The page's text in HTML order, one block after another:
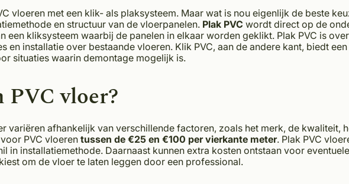
vloeren met een klik- als plaksysteem. Maar wat is nou eigenlijk de beste
en structuur van de vloerpanelen. Plak PVC wordt direct op de
een kliksysteem waarbij de panelen in elkaar worden geklikt. Plak PVC is
en installatie over bestaande vloeren. Klik PVC, aan de andere kant, biedt
situaties waarin demontage mogelijk is.
PVC vloer?
variëren afhankelijk van verschillende factoren, zoals het merk, de kwaliteit,
PVC vloeren tussen de €25 en €100 per vierkante meter. Plak PVC
in installatiemethode. Daarnaast kunnen extra kosten ontstaan ​​voor
om de vloer te laten leggen door een professional.